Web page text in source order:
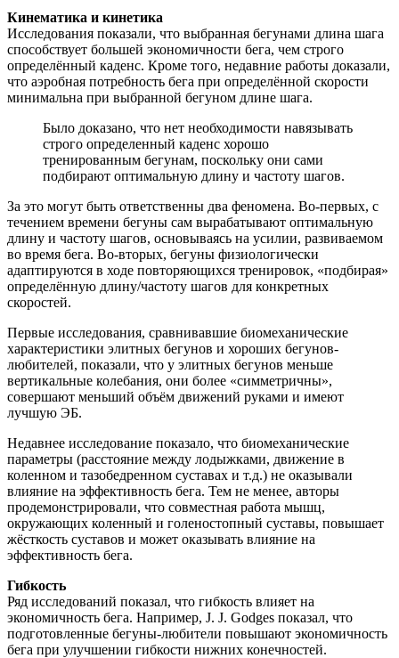
Кинематика и кинетика
Исследования показали, что выбранная бегунами длина шага
способствует большей экономичности бега, чем строго
определённый каденс. Кроме того, недавние работы доказали,
что аэробная потребность бега при определённой скорости
минимальна при выбранной бегуном длине шага.
Было доказано, что нет необходимости навязывать
строго определенный каденс хорошо
тренированным бегунам, поскольку они сами
подбирают оптимальную длину и частоту шагов.
За это могут быть ответственны два феномена. Во-первых, с
течением времени бегуны сам вырабатывают оптимальную
длину и частоту шагов, основываясь на усилии, развиваемом
во время бега. Во-вторых, бегуны физиологически
адаптируются в ходе повторяющихся тренировок, «подбирая»
определённую длину/частоту шагов для конкретных
скоростей.
Первые исследования, сравнивавшие биомеханические
характеристики элитных бегунов и хороших бегунов-
любителей, показали, что у элитных бегунов меньше
вертикальные колебания, они более «симметричны»,
совершают меньший объём движений руками и имеют
лучшую ЭБ.
Недавнее исследование показало, что биомеханические
параметры (расстояние между лодыжками, движение в
коленном и тазобедренном суставах и т.д.) не оказывали
влияние на эффективность бега. Тем не менее, авторы
продемонстрировали, что совместная работа мышц,
окружающих коленный и голеностопный суставы, повышает
жёсткость суставов и может оказывать влияние на
эффективность бега.
Гибкость
Ряд исследований показал, что гибкость влияет на
экономичность бега. Например, J. J. Godges показал, что
подготовленные бегуны-любители повышают экономичность
бега при улучшении гибкости нижних конечностей.